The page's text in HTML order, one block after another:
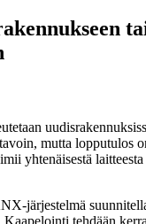
mutta lopputulos
yhtenäisestä
järjestelmä